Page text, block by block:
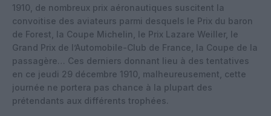
1910, de nombreux prix aéronautiques suscitent la
convoitise des aviateurs parmi desquels le Prix du baron
de Forest, la Coupe Michelin, le Prix Lazare Weiller, le
Grand Prix de l’Automobile-Club de France, la Coupe de la
passagère… Ces derniers donnant lieu à des tentatives
en ce jeudi 29 décembre 1910, malheureusement, cette
journée ne portera pas chance à la plupart des
prétendants aux différents trophées.